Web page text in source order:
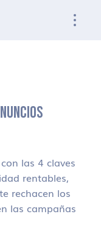
las 4 claves
rentables,
rechacen los
las campañas